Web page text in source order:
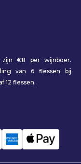
zijn €8 per wijnboer.
van 6 flessen bij
12 flessen.